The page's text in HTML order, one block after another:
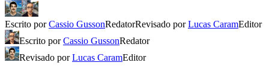
Escrito porCassio GussonRedatorRevisado porLucas CaramEditor
Escrito porCassio GussonRedator
Revisado porLucas CaramEditor